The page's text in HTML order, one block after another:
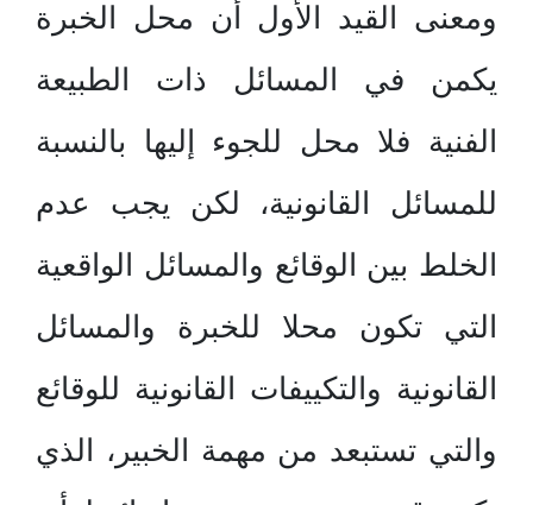
ومعنى القيد الأول أن محل الخبرة
يكمن في المسائل ذات الطبيعة
الفنية فلا محل للجوء إليها بالنسبة
للمسائل القانونية، لكن يجب عدم
الخلط بين الوقائع والمسائل الواقعية
التي تكون محلا للخبرة والمسائل
القانونية والتكييفات القانونية للوقائع
والتي تستبعد من مهمة الخبير، الذي